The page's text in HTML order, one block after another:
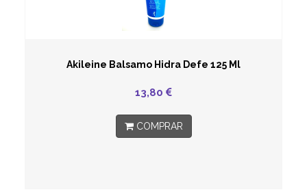
Akileine Balsamo Hidra Defe 125 Ml
13,80
COMPRAR